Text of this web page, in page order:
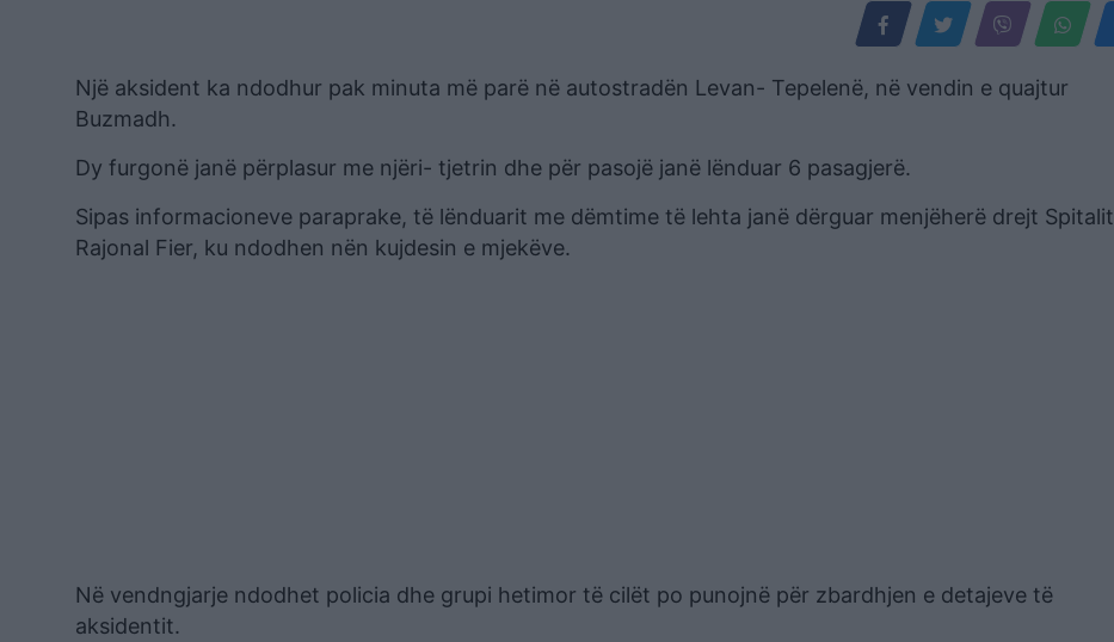
Një aksident ka ndodhur pak minuta më parë në autostradën Levan- Tepelenë, në vendin e quajtur
Buzmadh.
Dy furgonë janë përplasur me njëri- tjetrin dhe për pasojë janë lënduar 6 pasagjerë.
Sipas informacioneve paraprake, të lënduarit me dëmtime të lehta janë dërguar menjëherë drejt Spitalit
Rajonal Fier, ku ndodhen nën kujdesin e mjekëve.
Në vendngjarje ndodhet policia dhe grupi hetimor të cilët po punojnë për zbardhjen e detajeve të
aksidentit.